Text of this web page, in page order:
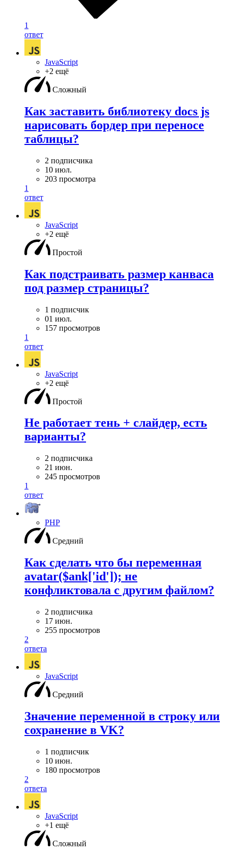
1
ответ
JavaScript
+2 ещё
Сложный
Как заставить библиотеку docs js
нарисовать бордер при переносе
таблицы?
2 подписчика
10 июл.
203 просмотра
1
ответ
JavaScript
+2 ещё
Простой
Как подстраивать размер канваса
под размер страницы?
1 подписчик
01 июл.
157 просмотров
1
ответ
JavaScript
+2 ещё
Простой
Не работает тень + слайдер, есть
варианты?
2 подписчика
21 июн.
245 просмотров
1
ответ
PHP
Средний
Как сделать что бы переменная
avatar($ank['id']); не
конфликтовала с другим файлом?
2 подписчика
17 июн.
255 просмотров
2
ответа
JavaScript
Средний
Значение переменной в строку или
сохранение в VK?
1 подписчик
10 июн.
180 просмотров
2
ответа
JavaScript
+1 ещё
Сложный